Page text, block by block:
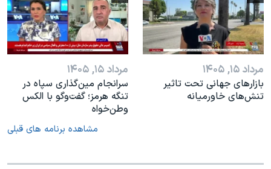
مرداد ۱۵, ۱۴۰۵
بازارهای جهانی تحت تاثیر
تنش‌های خاورمیانه
مرداد ۱۵, ۱۴۰۵
سرانجام مین‌گذاری‌ سپاه در
تنگه هرمز؛ گفت‌وگو با الکس
وطن‌خواه
مشاهده برنامه های قبلی